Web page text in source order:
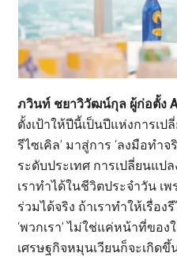
ภวินท์ ชยาวิวัฒน์กุล ผู้ก่อตั้ง
ตั้งเป้าให้ปีนี้เป็นปีแห่งการเป
รีไซเคิล’ มาสู่การ ‘ลงมือทำ
ระดับประเทศ การเปลี่ยนแปล
เราทำได้ในชีวิตประจำวัน
ร่วมได้จริง ถ้าเราทำให้เรื่อง
‘พวกเรา’ ไม่ใช่แค่หน้าที่ขอ
เศรษฐกิจหมุนเวียนก็จะเกิดขึ้